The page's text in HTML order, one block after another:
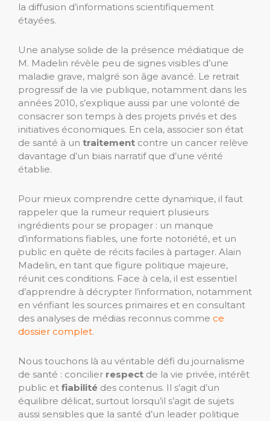
la diffusion d’informations scientifiquement
étayées.
Une analyse solide de la présence médiatique de
M. Madelin révèle peu de signes visibles d’une
maladie grave, malgré son âge avancé. Le retrait
progressif de la vie publique, notamment dans les
années 2010, s’explique aussi par une volonté de
consacrer son temps à des projets privés et des
initiatives économiques. En cela, associer son état
de santé à un traitement contre un cancer relève
davantage d’un biais narratif que d’une vérité
établie.
Pour mieux comprendre cette dynamique, il faut
rappeler que la rumeur requiert plusieurs
ingrédients pour se propager : un manque
d’informations fiables, une forte notoriété, et un
public en quête de récits faciles à partager. Alain
Madelin, en tant que figure politique majeure,
réunit ces conditions. Face à cela, il est essentiel
d’apprendre à décrypter l’information, notamment
en vérifiant les sources primaires et en consultant
des analyses de médias reconnus comme ce
dossier complet.
Nous touchons là au véritable défi du journalisme
de santé : concilier respect de la vie privée, intérêt
public et fiabilité des contenus. Il s’agit d’un
équilibre délicat, surtout lorsqu’il s’agit de sujets
aussi sensibles que la santé d’un leader politique